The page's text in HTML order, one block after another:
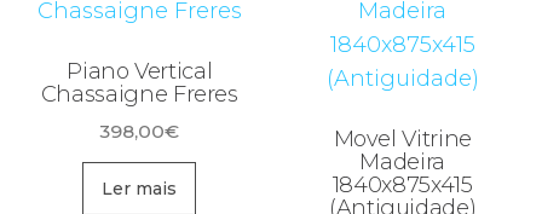
Piano Vertical
Chassaigne Freres
398,00€
Ler mais
Movel Vitrine
Madeira
1840x875x415
(Antiguidade)